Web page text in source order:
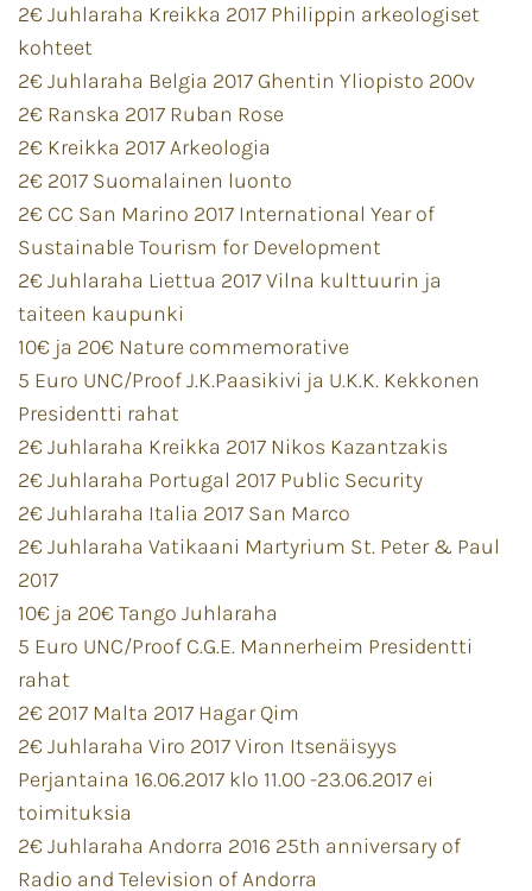
2€ Juhlaraha Kreikka 2017 Philippin arkeologiset
kohteet
2€ Juhlaraha Belgia 2017 Ghentin Yliopisto 200v
2€ Ranska 2017 Ruban Rose
2€ Kreikka 2017 Arkeologia
2€ 2017 Suomalainen luonto
2€ CC San Marino 2017 International Year of
Sustainable Tourism for Development
2€ Juhlaraha Liettua 2017 Vilna kulttuurin ja
taiteen kaupunki
10€ ja 20€ Nature commemorative
5 Euro UNC/Proof J.K.Paasikivi ja U.K.K. Kekkonen
Presidentti rahat
2€ Juhlaraha Kreikka 2017 Nikos Kazantzakis
2€ Juhlaraha Portugal 2017 Public Security
2€ Juhlaraha Italia 2017 San Marco
2€ Juhlaraha Vatikaani Martyrium St. Peter & Paul
2017
10€ ja 20€ Tango Juhlaraha
5 Euro UNC/Proof C.G.E. Mannerheim Presidentti
rahat
2€ 2017 Malta 2017 Hagar Qim
2€ Juhlaraha Viro 2017 Viron Itsenäisyys
Perjantaina 16.06.2017 klo 11.00 -23.06.2017 ei
toimituksia
2€ Juhlaraha Andorra 2016 25th anniversary of
Radio and Television of Andorra